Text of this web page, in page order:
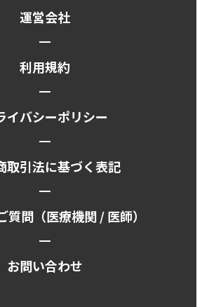
運営会社
利用規約
イバシーポリシー
取引法に基づく表記
質問（医療機関/医師）
お問い合わせ